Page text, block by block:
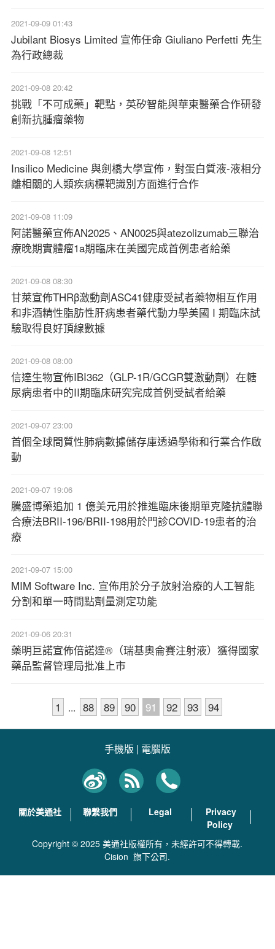
2021-09-09 01:43
Jubilant Biosys Limited 宣佈任命 Giuliano Perfetti 先生
為行政總裁
2021-09-08 20:42
挑戰「不可成藥」靶點，英矽智能與華東醫藥合作研發
創新抗腫瘤藥物
2021-09-08 12:51
Insilico Medicine 與劍橋大學宣佈，對蛋白質液-液相分
離相關的人類疾病標靶識別方面進行合作
2021-09-08 11:09
阿諾醫藥宣佈AN2025、AN0025與atezolizumab三聯治
療晚期實體瘤1a期臨床在美國完成首例患者給藥
2021-09-08 08:30
甘萊宣佈THRβ激動劑ASC41健康受試者藥物相互作用
和非酒精性脂肪性肝病患者藥代動力學美國 I 期臨床試
驗取得良好頂線數據
2021-09-08 08:00
信達生物宣佈IBI362（GLP-1R/GCGR雙激動劑）在糖
尿病患者中的II期臨床研究完成首例受試者給藥
2021-09-07 23:00
首個全球間質性肺病數據儲存庫透過學術和行業合作啟
動
2021-09-07 19:06
騰盛博藥追加 1 億美元用於推進臨床後期單克隆抗體聯
合療法BRII-196/BRII-198用於門診COVID-19患者的治
療
2021-09-07 15:00
MIM Software Inc. 宣佈用於分子放射治療的人工智能
分割和單一時間點劑量測定功能
2021-09-06 20:31
藥明巨諾宣佈倍諾達®（瑞基奧侖賽注射液）獲得國家
藥品監督管理局批准上市
1 ... 88 89 90 91 92 93 94
手機版 | 電腦版
關於美通社 聯繫我們 Legal
Privacy
Policy
Copyright © 2025 美通社版權所有，未經許可不得轉載.
Cision 旗下公司.